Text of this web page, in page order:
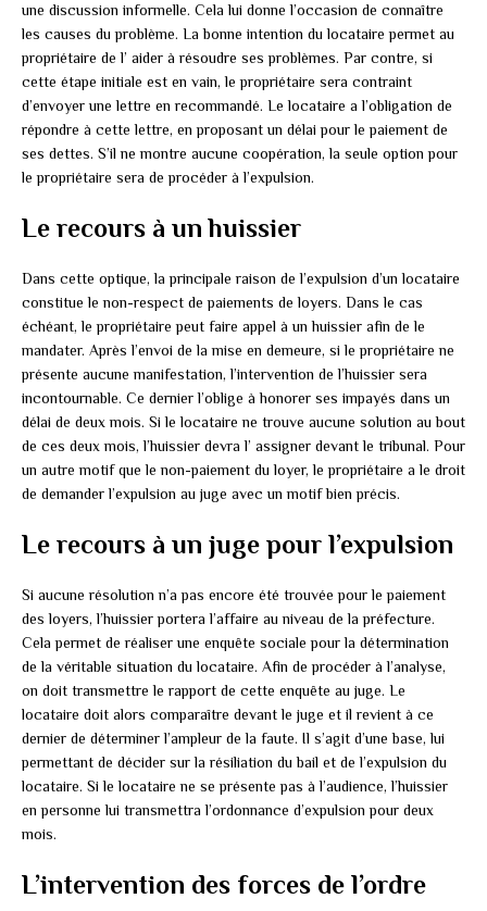
une discussion informelle. Cela lui donne l’occasion de connaître
les causes du problème. La bonne intention du locataire permet au
propriétaire de l’ aider à résoudre ses problèmes. Par contre, si
cette étape initiale est en vain, le propriétaire sera contraint
d’envoyer une lettre en recommandé. Le locataire a l’obligation de
répondre à cette lettre, en proposant un délai pour le paiement de
ses dettes. S’il ne montre aucune coopération, la seule option pour
le propriétaire sera de procéder à l’expulsion.
Le recours à un huissier
Dans cette optique, la principale raison de l’expulsion d’un locataire
constitue le non-respect de paiements de loyers. Dans le cas
échéant, le propriétaire peut faire appel à un huissier afin de le
mandater. Après l’envoi de la mise en demeure, si le propriétaire ne
présente aucune manifestation, l’intervention de l’huissier sera
incontournable. Ce dernier l’oblige à honorer ses impayés dans un
délai de deux mois. Si le locataire ne trouve aucune solution au bout
de ces deux mois, l’huissier devra l’ assigner devant le tribunal. Pour
un autre motif que le non-paiement du loyer, le propriétaire a le droit
de demander l’expulsion au juge avec un motif bien précis.
Le recours à un juge pour l’expulsion
Si aucune résolution n’a pas encore été trouvée pour le paiement
des loyers, l’huissier portera l’affaire au niveau de la préfecture.
Cela permet de réaliser une enquête sociale pour la détermination
de la véritable situation du locataire. Afin de procéder à l’analyse,
on doit transmettre le rapport de cette enquête au juge. Le
locataire doit alors comparaître devant le juge et il revient à ce
dernier de déterminer l’ampleur de la faute. Il s’agit d’une base, lui
permettant de décider sur la résiliation du bail et de l’expulsion du
locataire. Si le locataire ne se présente pas à l’audience, l’huissier
en personne lui transmettra l’ordonnance d’expulsion pour deux
mois.
L’intervention des forces de l’ordre